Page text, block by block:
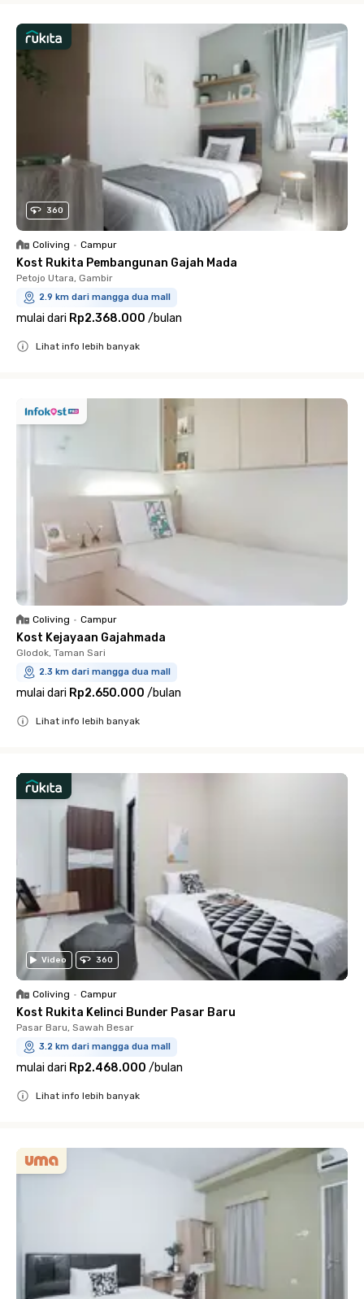
360
Coliving • Campur
Kost Rukita Pembangunan Gajah Mada
Petojo Utara, Gambir
2.9 km dari mangga dua mall
mulai dari Rp2.368.000 /bulan
Lihat info lebih banyak
Coliving • Campur
Kost Kejayaan Gajahmada
Glodok, Taman Sari
2.3 km dari mangga dua mall
mulai dari Rp2.650.000 /bulan
Lihat info lebih banyak
Video 360
Coliving • Campur
Kost Rukita Kelinci Bunder Pasar Baru
Pasar Baru, Sawah Besar
3.2 km dari mangga dua mall
mulai dari Rp2.468.000 /bulan
Lihat info lebih banyak